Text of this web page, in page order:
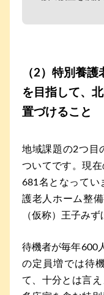
（2）特別養
を目指して、
置づけること
地域課題の2つ目
ついてです。現
681名となってい
護老人ホーム整
（仮称）王子み
待機者が毎年600
の定員増では待
て、十分とは言